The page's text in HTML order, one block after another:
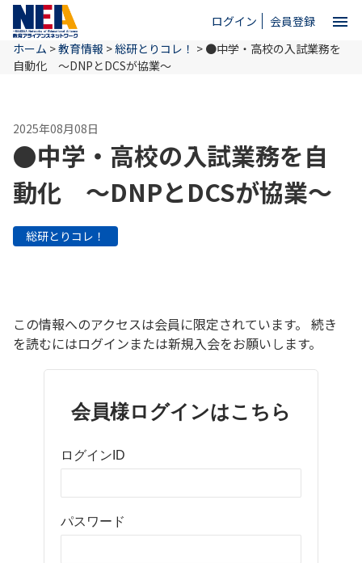
ログイン 会員登録 menu
ホーム
NEAとは
教育情報
ホーム >教育情報 >総研とりコレ！ > ●中学・高校の入試業務を
自動化 ～DNPとDCSが協業～
2025年08月08日
●中学・高校の入試業務を自
動化 ～DNPとDCSが協業～
総研とりコレ！
この情報へのアクセスは会員に限定されています。 続き
を読むにはログインまたは新規入会をお願いします。
会員様ログインはこちら
ログインID
パスワード